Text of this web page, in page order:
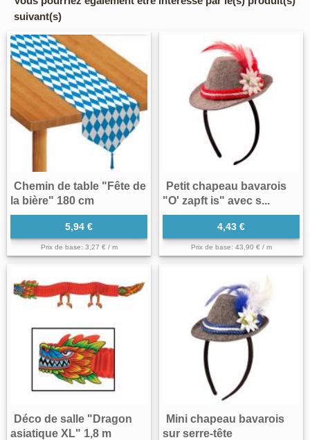
suivant(s)
Chemin de table "Fête de
la bière" 180 cm
5,94 €
Prix de base: 3,27 € / m
Petit chapeau bavarois
"O' zapft is" avec s...
4,43 €
Prix de base: 43,90 € / m
Déco de salle "Dragon
asiatique XL" 1,8 m
Mini chapeau bavarois
sur serre-tête